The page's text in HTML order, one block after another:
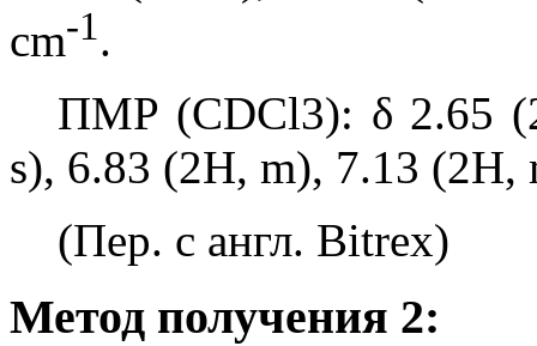
cm-1.
ПМР (CDCl3): δ 2.65
s), 6.83 (2H, m), 7.13 (2H,
(Пер. с англ. Bitrex)
Метод получения 2: